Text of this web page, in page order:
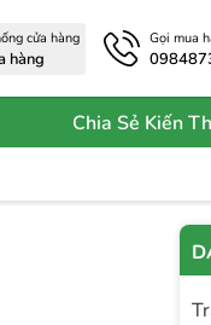
cửa hàng
hàng
Gọi mua
Chia Sẻ Kiến